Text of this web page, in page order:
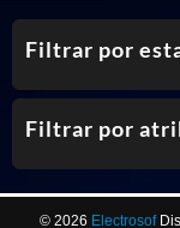
Filtrar por
Filtrar por
© 2026 Electrosof